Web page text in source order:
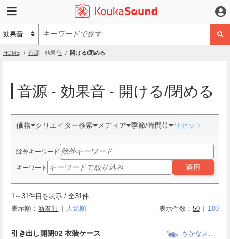
HOME 音源 - 効果音 開ける/閉める
音源 - 効果音 - 開ける/閉める
価格 クリエイター検索 メディア 季節/時間帯 リセット
除外キーワード
キーワード 適用
1 ～31件目を表示 / 全31件
表示順： 新着順 人気順 表示件数： 50 100
引き出し開閉02 衣装ケース
さかなスタ